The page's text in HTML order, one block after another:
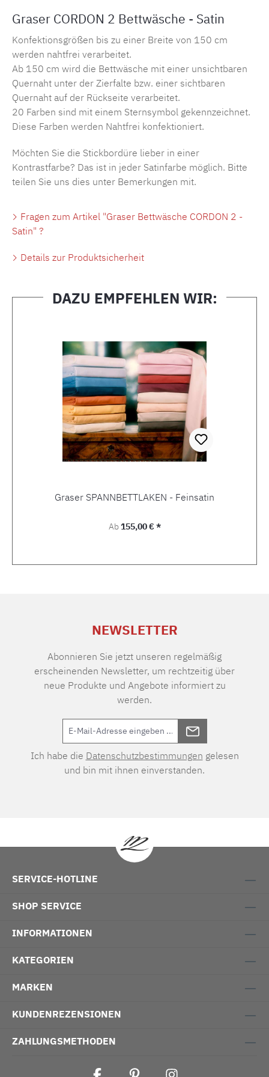
Graser CORDON 2 Bettwäsche - Satin
Konfektionsgrößen bis zu einer Breite von 150 cm
werden nahtfrei verarbeitet.
Ab 150 cm wird die Bettwäsche mit einer unsichtbaren
Quernaht unter der Zierfalte bzw. einer sichtbaren
Quernaht auf der Rückseite verarbeitet.
20 Farben sind mit einem Sternsymbol gekennzeichnet.
Diese Farben werden Nahtfrei konfektioniert.
Möchten Sie die Stickbordüre lieber in einer
Kontrastfarbe? Das ist in jeder Satinfarbe möglich. Bitte
teilen Sie uns dies unter Bemerkungen mit.
Fragen zum Artikel "Graser Bettwäsche CORDON 2 -
Satin" ?
Details zur Produktsicherheit
DAZU EMPFEHLEN WIR:
Graser SPANNBETTLAKEN - Feinsatin
Regulärer Preis:
Ab155,00 € *
NEWSLETTER
Abonnieren Sie jetzt unseren regelmäßig
erscheinenden Newsletter, um rechtzeitig über
neue Produkte und Angebote informiert zu
werden.
Ich habe die Datenschutzbestimmungen gelesen
und bin mit ihnen einverstanden.
SERVICE-HOTLINE
SHOP SERVICE
INFORMATIONEN
KATEGORIEN
MARKEN
KUNDENREZENSIONEN
ZAHLUNGSMETHODEN